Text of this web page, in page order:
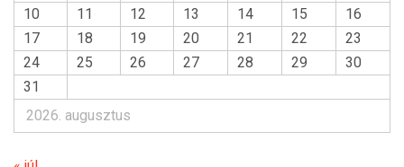
2026. augusztus
10
11 12 13 14 15
16
17
18 19 20 21 22
23
24
25 26 27 28 29
30
31